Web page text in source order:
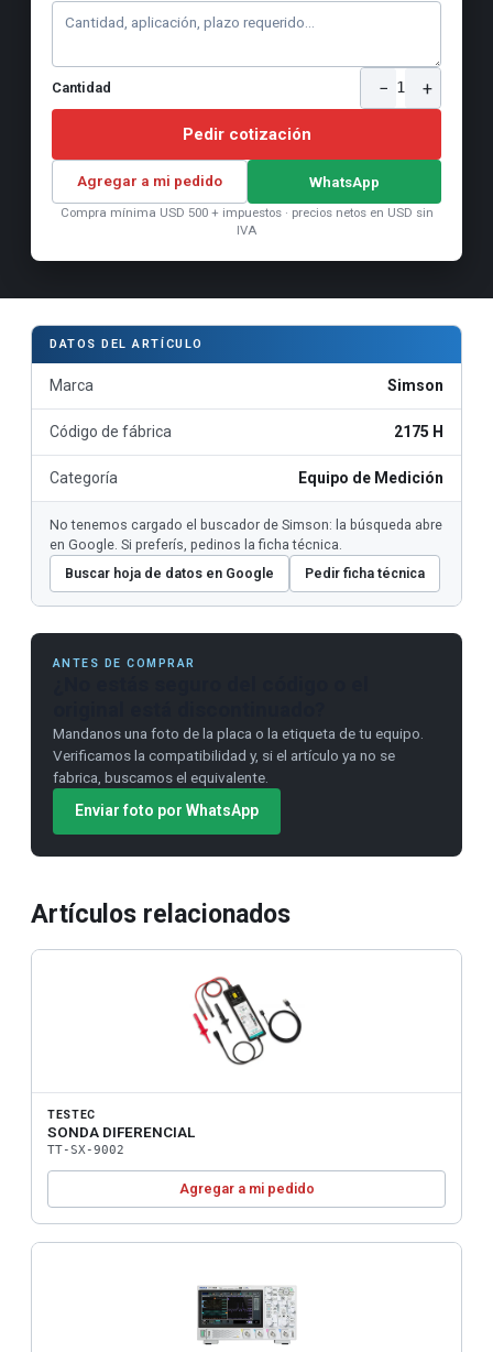
Cantidad − 1 +
Pedir cotización
Agregar a mi pedido WhatsApp
Compra mínima USD 500 + impuestos · precios netos en USD sin
IVA
DATOS DEL ARTÍCULO
Marca Simson
Código de fábrica 2175 H
Categoría Equipo de Medición
No tenemos cargado el buscador de Simson: la búsqueda abre
en Google. Si preferís, pedinos la ficha técnica.
Buscar hoja de datos en Google
Pedir ficha técnica
ANTES DE COMPRAR
Mandanos una foto de la placa o la etiqueta de tu equipo.
Verificamos la compatibilidad y, si el artículo ya no se
fabrica, buscamos el equivalente.
Enviar foto por WhatsApp
Artículos relacionados
TESTEC
SONDA DIFERENCIAL
TT-SX-9002
Agregar a mi pedido